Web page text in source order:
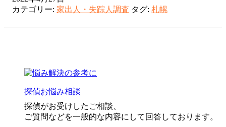
は
嘘
っ
た・・・
カテゴリー: 家出人・失踪人調査 タグ: 札幌
探偵お悩み相談
探偵がお受けしたご相談、
ご質問などを一般的な内容にして回答しております。